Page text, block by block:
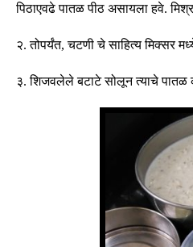
पिठाएवढे पातळ पीठ असायला हवे.
२.तोपर्यंत,चटणी चे साहित्य मिक्सर
३.शिजवलेले बटाटे सोलून त्याचे पातळ